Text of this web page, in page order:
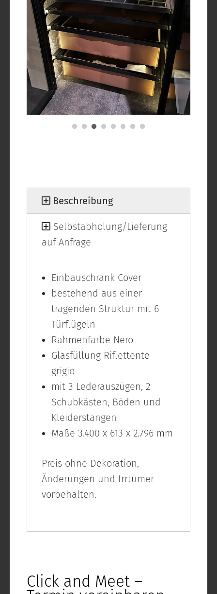
Beschreibung
Selbstabholung/Lieferung
auf Anfrage
Einbauschrank Cover
bestehend aus einer
tragenden Struktur mit 6
Türflügeln
Rahmenfarbe Nero
Glasfüllung Riflettente
grigio
mit 3 Lederauszügen, 2
Schubkästen, Böden und
Kleiderstangen
Maße 3.400 x 613 x 2.796 mm
Preis ohne Dekoration,
Änderungen und Irrtümer
vorbehalten.
Click and Meet –